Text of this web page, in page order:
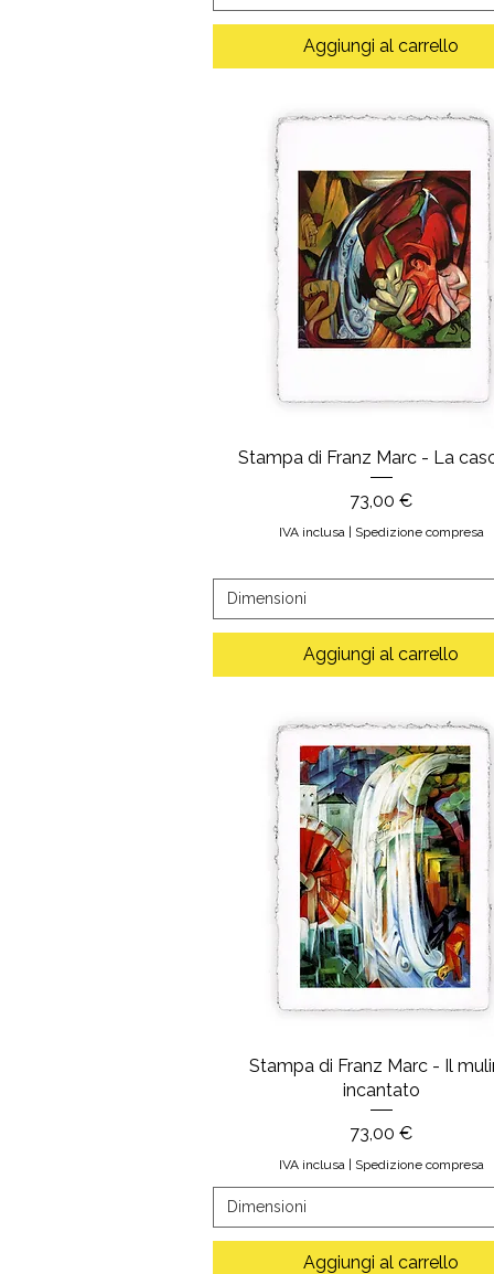
Aggiungi al carrello
Stampa di Franz Marc - La
Prezzo
73,00 €
IVA inclusa | Spedizione compresa
Dimensioni
Aggiungi al carrello
Stampa di Franz Marc - Il
incantato
Prezzo
73,00 €
IVA inclusa | Spedizione compresa
Dimensioni
Aggiungi al carrello